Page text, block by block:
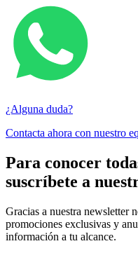
¿Alguna duda?
Contacta ahora con nuestro
Para conocer
suscríbete a
Gracias a nuestra newsletter
promociones exclusivas y
información a tu alcance.